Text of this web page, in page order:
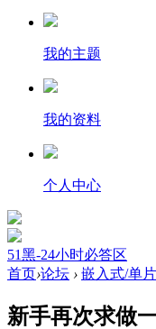
我的主题
我的资料
个人中心
51黑-24小时必答区
首页›论坛 › 嵌入式/单
新手再次求做